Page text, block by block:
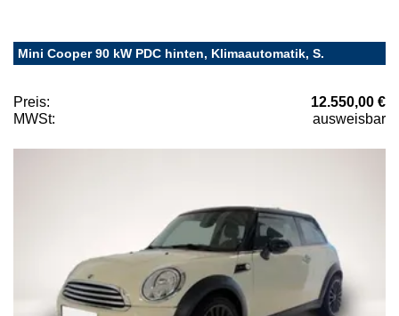
Mini Cooper 90 kW PDC hinten, Klimaautomatik, S.
Preis:
12.550,00 €
MWSt:
ausweisbar